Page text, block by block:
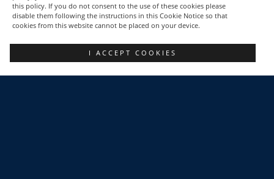
this policy. If you do not consent to the use of these cookies please
disable them following the instructions in this Cookie Notice so that
cookies from this website cannot be placed on your device.
I ACCEPT COOKIES
Copyright © 2015-2023 NSZZ Solidarność - Region
Podbeskidzie